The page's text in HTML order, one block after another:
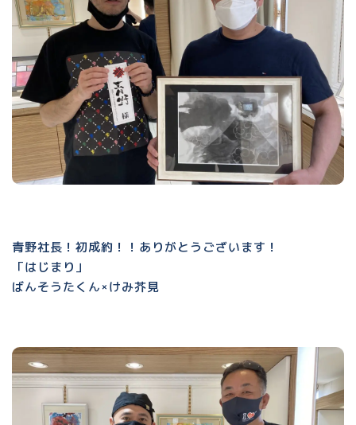
青野社長！初成約！！ありがとうございます！
「はじまり」
ばんそうたくん×けみ芥見